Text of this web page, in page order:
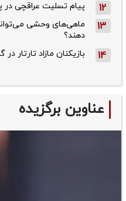
12 پیام تسلیت عراقچی
13
ماهی‌های وحشی
دهند؟
14 بازیکنان مازاد تارتار
عناوین برگزیده